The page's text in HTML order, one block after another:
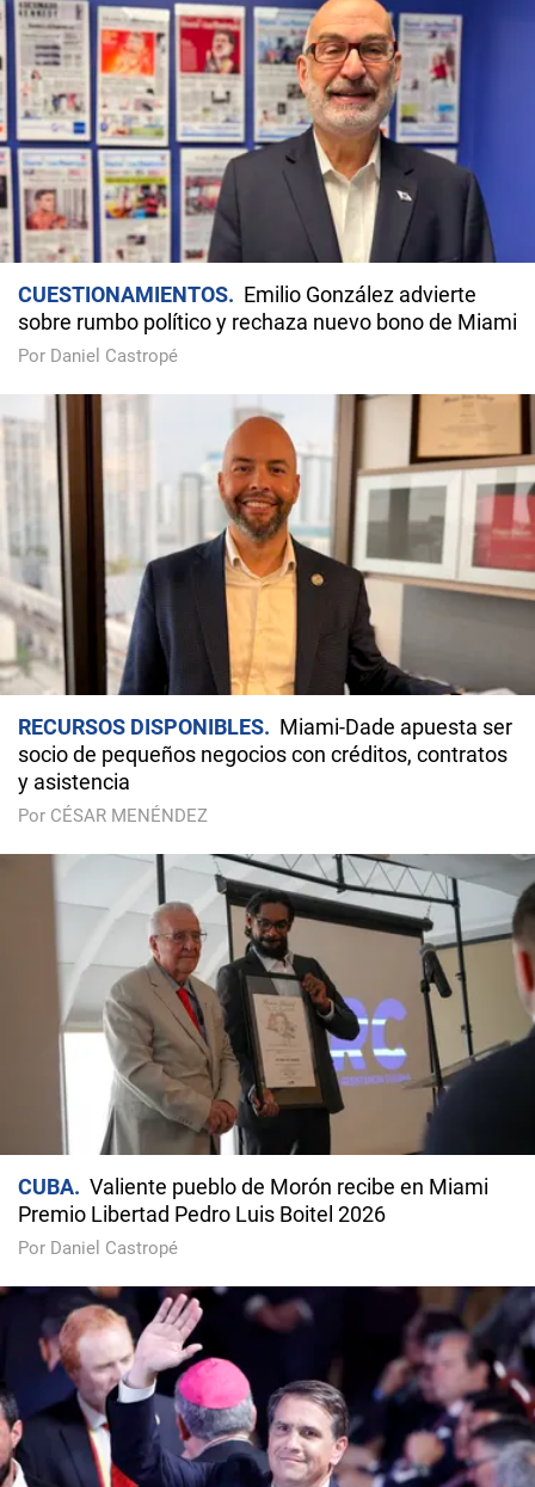
CUESTIONAMIENTOS
Emilio González advierte
sobre rumbo político y rechaza nuevo bono de Miami
Por Daniel Castropé
RECURSOS DISPONIBLES
Miami-Dade apuesta ser
socio de pequeños negocios con créditos, contratos
y asistencia
Por CÉSAR MENÉNDEZ
CUBA
Valiente pueblo de Morón recibe en Miami
Premio Libertad Pedro Luis Boitel 2026
Por Daniel Castropé